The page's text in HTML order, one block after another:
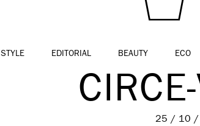
STYLE EDITORIAL BEAUTY ECO
25 / 10 /